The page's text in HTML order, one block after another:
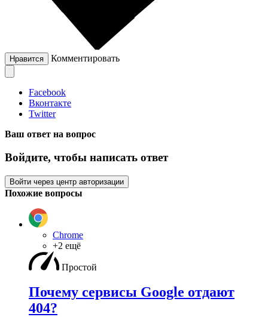
Нравится Комментировать
Facebook
Вконтакте
Twitter
Ваш ответ на вопрос
Войдите, чтобы написать ответ
Войти через центр авторизации
Похожие вопросы
Chrome
+2 ещё
Простой
Почему сервисы Google отдают
404?